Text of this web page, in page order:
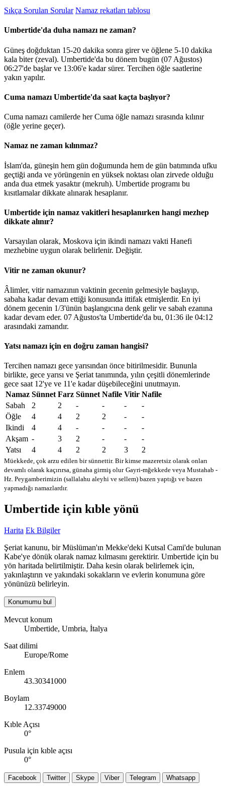
Sıkça Sorulan Sorular Namaz rekatları tablosu
Umbertide'da duha namazı ne zaman?
Güneş doğduktan 15-20 dakika sonra girer ve öğlene 5-10 dakika
kala biter (zeval). Umbertide'da bu dönem bugün (07 Ağustos)
06:27'de başlar ve 13:06'e kadar sürer. Tercihen öğle saatlerine
yakın yapılır.
Cuma namazı Umbertide'da saat kaçta başlıyor?
Cuma namazı camilerde her Cuma öğle namazı sırasında kılınır
(öğle yerine geçer).
Namaz ne zaman kılınmaz?
İslam'da, güneşin hem gün doğumunda hem de gün batımında ufku
geçtiği anda ve yörüngenin en yüksek noktası olan zirvede olduğu
anda dua etmek yasaktır (mekruh). Umbertide programı bu
kısıtlamalar dikkate alınarak hesaplanır.
Umbertide için namaz vakitleri hesaplanırken hangi mezhep
dikkate alınır?
Varsayılan olarak, Moskova için ikindi namazı vakti Hanefi
mezhebine uygun olarak belirlenir. Değiştir.
Vitir ne zaman okunur?
Âlimler, vitir namazının vaktinin gecenin gelmesiyle başlayıp,
sabaha kadar devam ettiği konusunda ittifak etmişlerdir. En iyi
dönem gecenin 1/3'ünün başlangıcına denk gelir ve sabah ezanına
kadar devam eder. 07 Ağustos'ta Umbertide'da bu, 01:36 ile 04:12
arasındaki zamandır.
Yatsı namazı için en doğru zaman hangisi?
Tercihen namazı gece yarısından önce bitirilmesidir. Bununla
birlikte, gece yarısı ve Şeriat tanımında, yılın çeşitli dönemlerinde
gece saat 12'ye ve 11'e kadar düşebileceğini unutmayın.
Namaz Sünnet Farz Sünnet Nafile Vitir Nafile
Sabah
2 2 - - -
-
Öğle
4 4 2 2 -
-
Ikindi
4 4 - - -
-
Akşam - 3 2 - -
-
Yatsı
4 4 2 2 3 2
Müekkede, çok arzu edilen bir sünnettir. Bir kimse mazeretsiz olarak onları
devamlı olarak kaçırırsa, günaha girmiş olur Gayri-mğekkede veya Mustahab -
Hz. Peygamberimizin (sallalahu aleyhi ve sellem) bazen yaptığı ve bazen
yapmadığı namazlardır.
Umbertide için kıble yönü
Harita Ek Bilgiler
Şeriat kanunu, bir Müslüman'ın Mekke'deki Kutsal Cami'de bulunan
Kabe'ye dönük olarak namaz kılmasını gerektirir. Umbertide için bu
yön haritada belirtilmiştir. Daha kesin olarak belirlemek için,
yakınlaştırın ve yakındaki sokakların ve evlerin konumuna göre
yönünüzü belirleyin.
Konumumu bul
Mevcut konum
Umbertide, Umbria, İtalya
Saat dilimi
Europe/Rome
Enlem
43.30341000
Boylam
12.33749000
Kıble Açısı
0°
Pusula için kıble açısı
0°
Facebook Twitter Skype Viber Telegram Whatsapp